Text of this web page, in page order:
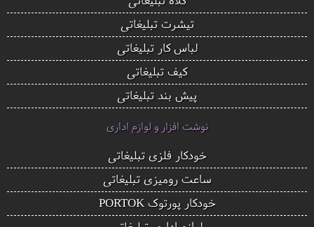
تیشرت تبلیغاتی
لباس کار تبلیغاتی
کیف تبلیغاتی
پیش بند تبلیغاتی
نوشت افزار و لوازم اداری
خودکار فلزی تبلیغاتی
ساعت رومیزی تبلیغاتی
خودکار پورتوک PORTOK